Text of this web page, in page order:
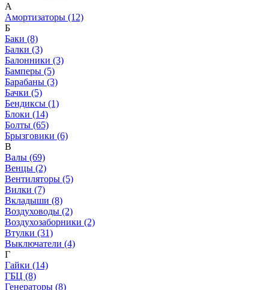
А
Амортизаторы (12)
Б
Баки (8)
Балки (3)
Балонники (3)
Бамперы (5)
Барабаны (3)
Бачки (5)
Бендиксы (1)
Блоки (14)
Болты (65)
Брызговики (6)
В
Валы (69)
Венцы (2)
Вентиляторы (5)
Вилки (7)
Вкладыши (8)
Воздуховоды (2)
Воздухозаборники (2)
Втулки (31)
Выключатели (4)
Г
Гайки (14)
ГБЦ (8)
Генераторы (8)